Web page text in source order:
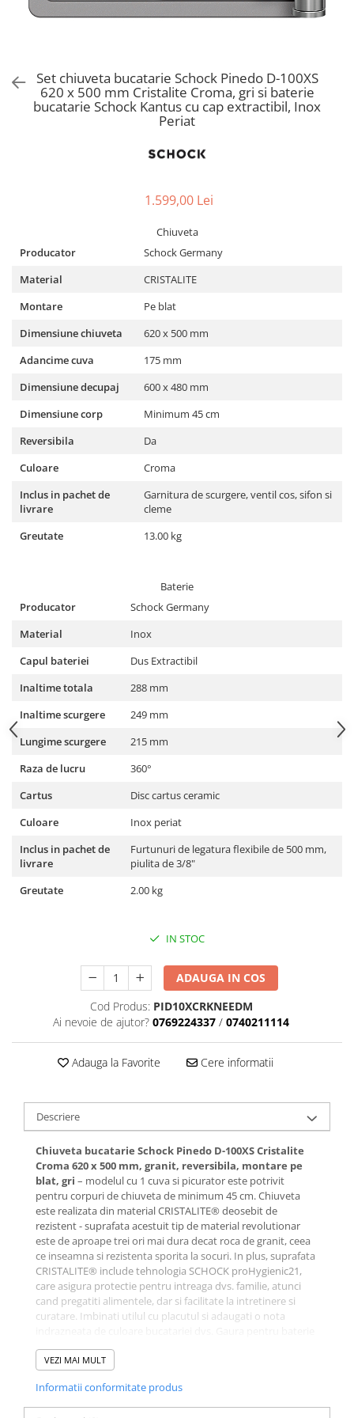
Aspiratoare verticale
Ingrijirea rufelor si a vaselor
Masini de spalat vase
Masini de spalat rufe
Set chiuveta bucatarie Schock Pinedo D-100XS
620 x 500 mm Cristalite Croma, gri si baterie
bucatarie Schock Kantus cu cap extractibil, Inox
Periat
1.599,00 Lei
Chiuveta
Producator
Schock Germany
Material
CRISTALITE
Montare
Pe blat
Dimensiune chiuveta
620 x 500 mm
Adancime cuva
175 mm
Dimensiune decupaj
600 x 480 mm
Dimensiune corp
Minimum 45 cm
Reversibila
Da
Culoare
Croma
Inclus in pachet de
livrare
Garnitura de scurgere, ventil cos, sifon si
cleme
Greutate
13.00 kg
Baterie
Producator
Schock Germany
Material
Inox
Capul bateriei
Dus Extractibil
Inaltime totala
288 mm
Inaltime scurgere
249 mm
Lungime scurgere
215 mm
Raza de lucru
360°
Cartus
Disc cartus ceramic
Culoare
Inox periat
Inclus in pachet de
livrare
Furtunuri de legatura flexibile de 500 mm,
piulita de 3/8"
Greutate
2.00 kg
IN STOC
ADAUGA IN COS
Cod Produs: PID10XCRKNEEDM
Ai nevoie de ajutor? 0769224337 / 0740211114
Adauga la Favorite Cere informatii
Descriere
Chiuveta bucatarie Schock Pinedo D-100XS Cristalite
Croma 620 x 500 mm, granit, reversibila, montare pe
blat, gri – modelul cu 1 cuva si picurator este potrivit
pentru corpuri de chiuveta de minimum 45 cm. Chiuveta
este realizata din material CRISTALITE® deosebit de
rezistent - suprafata acestuit tip de material revolutionar
este de aproape trei ori mai dura decat roca de granit, ceea
ce inseamna si rezistenta sporita la socuri. In plus, suprafata
CRISTALITE® include tehnologia SCHOCK proHygienic21,
care asigura protectie pentru intreaga dvs. familie, atunci
cand pregatiti alimentele, dar si facilitate la intretinere si
curatare. Imbinati utilul cu placutul si adaugati o nota
este prefrezata si se finalizeaza prin
instructiunilor de montaj incluse in pachet sau cu
Pachetul include garnitura de scurgere, ventil cos, sifon si
cleme.
VEZI MAI MULT
Informatii conformitate produs